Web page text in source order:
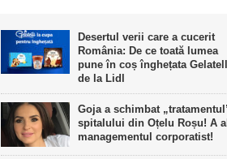
Desertul verii care a cucerit
România: De ce toată lumea
pune în coș înghețata
de la Lidl
Goja a schimbat
spitalului din Oțelu Roșu! A
managementul corporatist!